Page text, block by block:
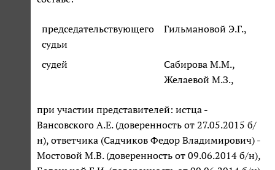
председательствующего
судьи
Гильмановой Э.Г.,
судей
Сабирова М.М.,
Желаевой М.З.,
при участии представителей: истца -
Вансовского А.Е. (доверенность от 27.05.2015 б/
н), ответчика (Садчиков Федор Владимирович) -
Мостовой М.В. (доверенность от 09.06.2014 б/н),